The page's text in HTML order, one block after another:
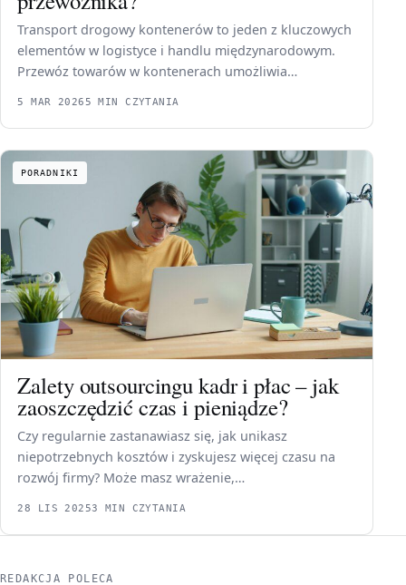
Transport drogowy kontenerów to jeden z kluczowych
elementów w logistyce i handlu międzynarodowym.
Przewóz towarów w kontenerach umożliwia…
5 MAR 2026 5 MIN CZYTANIA
PORADNIKI
Zalety outsourcingu kadr i płac – jak
zaoszczędzić czas i pieniądze?
Czy regularnie zastanawiasz się, jak unikasz
niepotrzebnych kosztów i zyskujesz więcej czasu na
rozwój firmy? Może masz wrażenie,…
28 LIS 20253 MIN CZYTANIA
REDAKCJA POLECA